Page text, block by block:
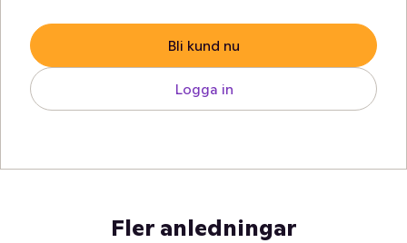
Bli kund nu
Logga in
Fler anledningar